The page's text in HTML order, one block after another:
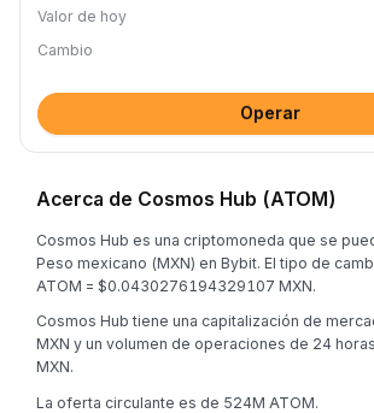
Valor de hoy
Cambio
Operar
Acerca de Cosmos Hub (ATOM)
Cosmos Hub es una criptomoneda que se
Peso mexicano (MXN) en Bybit. El tipo de
ATOM = $0.0430276194329107 MXN.
Cosmos Hub tiene una capitalización de
MXN y un volumen de operaciones de 24
MXN.
La oferta circulante es de 524M ATOM.